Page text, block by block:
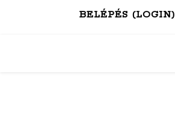
BELÉPÉS (LOGIN)